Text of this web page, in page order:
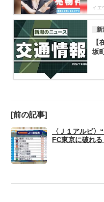
イエ
新
坂
[前の記事]
〈Ｊ１アルビ
FC東京に破れる